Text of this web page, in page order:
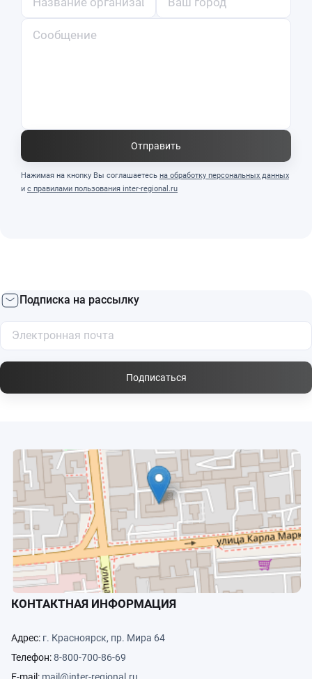
Отправить
Нажимая на кнопку Вы соглашаетесь на обработку персональных данных
и с правилами пользования inter-regional.ru
Подписка на рассылку
Подписаться
КОНТАКТНАЯ ИНФОРМАЦИЯ
Адрес: г. Красноярск, пр. Мира 64
Телефон:8-800-700-86-69